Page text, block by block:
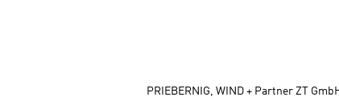
PRIEBERNIG, WIND + Partner ZT